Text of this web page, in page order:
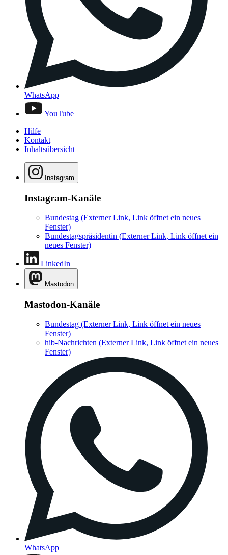
WhatsApp
YouTube
Hilfe
Kontakt
Inhaltsübersicht
Instagram
Instagram-Kanäle
Bundestag (Externer Link, Link öffnet ein neues
Fenster)
Bundestagspräsidentin (Externer Link, Link öffnet ein
neues Fenster)
LinkedIn
Mastodon
Mastodon-Kanäle
Bundestag (Externer Link, Link öffnet ein neues
Fenster)
hib-Nachrichten (Externer Link, Link öffnet ein neues
Fenster)
WhatsApp